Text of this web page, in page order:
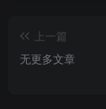
上一篇
无更多文章